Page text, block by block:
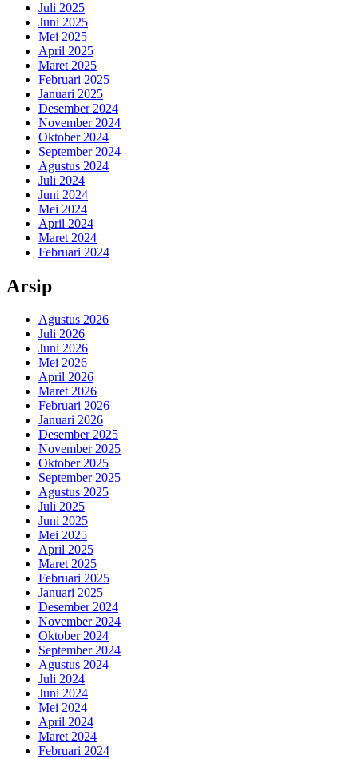
Juli 2025
Juni 2025
Mei 2025
April 2025
Maret 2025
Februari 2025
Januari 2025
Desember 2024
November 2024
Oktober 2024
September 2024
Agustus 2024
Juli 2024
Juni 2024
Mei 2024
April 2024
Maret 2024
Februari 2024
Arsip
Agustus 2026
Juli 2026
Juni 2026
Mei 2026
April 2026
Maret 2026
Februari 2026
Januari 2026
Desember 2025
November 2025
Oktober 2025
September 2025
Agustus 2025
Juli 2025
Juni 2025
Mei 2025
April 2025
Maret 2025
Februari 2025
Januari 2025
Desember 2024
November 2024
Oktober 2024
September 2024
Agustus 2024
Juli 2024
Juni 2024
Mei 2024
April 2024
Maret 2024
Februari 2024